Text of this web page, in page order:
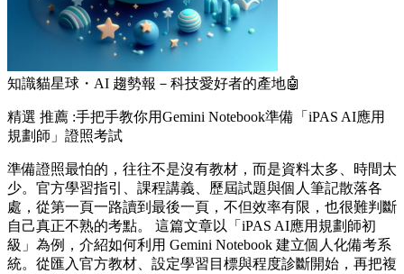
知識貓星球・AI 趨勢報－科技愛好者的產地🤖
精選 推薦 :手把手教你用Gemini Notebook準備「iPAS AI應用
規劃師」證照考試
準備證照最怕的，往往不是沒有教材，而是資料太多、時間太
少。官方學習指引、課程講義、歷屆試題與個人筆記散落各
處，從第一頁一路讀到最後一頁，不但效率有限，也很難判斷
自己真正不熟的考點。 這篇文章以「iPAS AI應用規劃師初
級」為例，介紹如何利用 Gemini Notebook 建立個人化備考系
統。從匯入官方教材、設定學習目標與程度診斷開始，再把複